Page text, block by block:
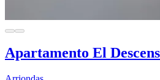
Apartamento El